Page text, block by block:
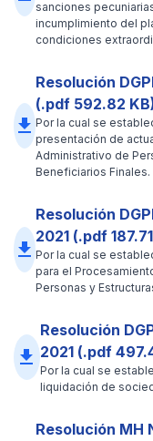
sanciones
incumplimiento del
condiciones
file_download
Resolución
(.pdf 592.82
Por la cual se
presentación de
Administrativo de
Beneficiarios Finales.
file_download
Resolución
2021 (.pdf
Por la cual se
para el
Personas y
file_download
Resolución
2021 (.pdf
Por la cual se
liquidación de
Resolución MH